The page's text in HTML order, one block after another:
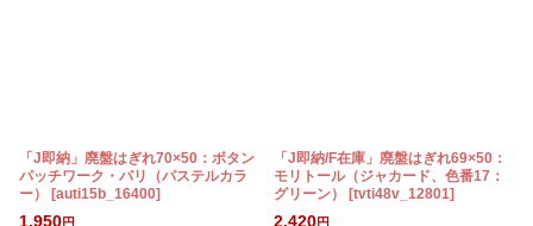
「J即納」廃盤はぎれ70×50：ボタン
パッチワーク・パリ（パステルカラ
ー）
[auti15b_16400]
1,950円
「J即納/F在庫」廃盤はぎれ69×50：
モリトール（ジャカード、色番17：
グリーン）
[tvti48v_12801]
2,420円